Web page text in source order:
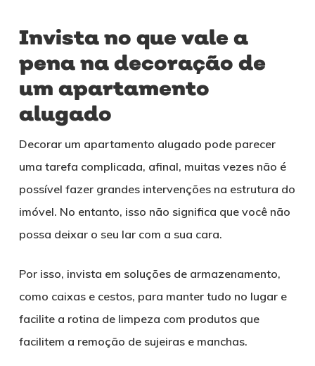
Invista no que vale a
pena na decoração de
um apartamento
alugado
Decorar um apartamento alugado pode parecer
uma tarefa complicada, afinal, muitas vezes não é
possível fazer grandes intervenções na estrutura do
imóvel. No entanto, isso não significa que você não
possa deixar o seu lar com a sua cara.
Por isso, invista em soluções de armazenamento,
como caixas e cestos, para manter tudo no lugar e
facilite a rotina de limpeza com produtos que
facilitem a remoção de sujeiras e manchas.